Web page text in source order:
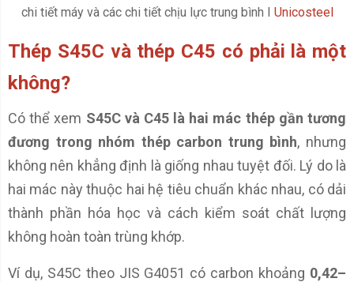
chi tiết máy và các chi tiết chịu lực trung bình I Unicosteel
Thép S45C và thép C45 có phải là một
không?
Có thể xem S45C và C45 là hai mác thép gần tương
đương trong nhóm thép carbon trung bình, nhưng
không nên khẳng định là giống nhau tuyệt đối. Lý do là
hai mác này thuộc hai hệ tiêu chuẩn khác nhau, có dải
thành phần hóa học và cách kiểm soát chất lượng
không hoàn toàn trùng khớp.
Ví dụ, S45C theo JIS G4051 có carbon khoảng 0,42–